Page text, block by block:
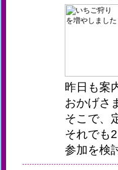
昨日も案
おかげさ
そこで、
それでも
参加を検